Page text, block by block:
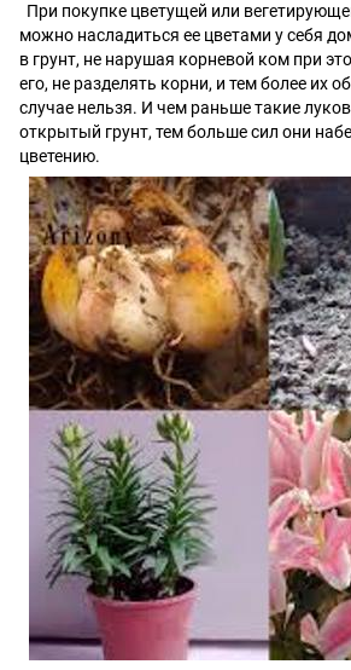
При покупке цветущей или
можно насладиться ее цветами у себя
в грунт, не нарушая корневой ком при
его, не разделять корни, и тем более их
случае нельзя. И чем раньше такие
открытый грунт, тем больше сил они
цветению.